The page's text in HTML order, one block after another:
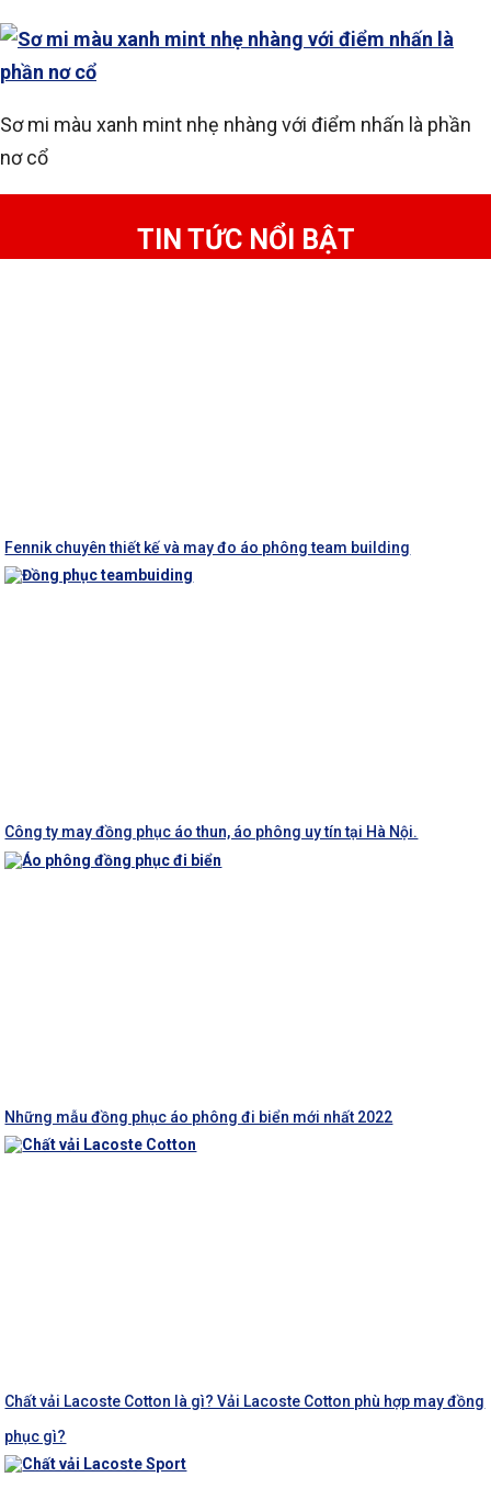
Sơ mi màu xanh mint nhẹ nhàng với điểm nhấn là phần
nơ cổ
TIN TỨC NỔI BẬT
Fennik chuyên thiết kế và may đo áo phông team building
Công ty may đồng phục áo thun, áo phông uy tín tại Hà Nội.
Những mẫu đồng phục áo phông đi biển mới nhất 2022
Chất vải Lacoste Cotton là gì? Vải Lacoste Cotton phù hợp may đồng
phục gì?